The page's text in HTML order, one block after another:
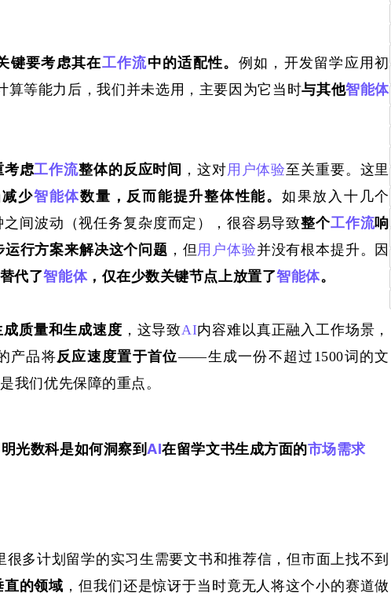
键要考虑其在工作流中的适配性。 例如，开发留学应用初
算等能力后，我们并未选用，主要因为它 当时与其他智能体
考虑工作流整体的反应时间 ，这对用户体验至关重要。这里
少智能体数量，反而能提升整体性能。 如果放入十几个
之间波动（视任务复杂度而定），很容易导致整个工作流响
运行方案来解决这个问题 ，但 用户体验并没有根本提升。因
代了智能体，仅在少数关键节点上放置了智能体。
成质量和生成速度 ，这导致AI内容难以真正融入工作场景，
产品将反应速度置于首位——生成一份不超过1500词的文
我们优先保障的重点。
光数科是如何洞察到 AI在留学文书生成方面的市场需求
很多计划留学的实习生需要文书和推荐信，但市面上找不到
直的领域 ，但我们还是惊讶于当时竟无人将这个小的赛道做